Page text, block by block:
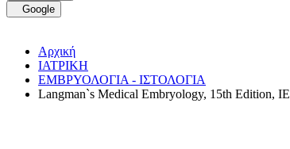
Google
Αρχική
ΙΑΤΡΙΚΗ
ΕΜΒΡΥΟΛΟΓΙΑ - ΙΣΤΟΛΟΓΙΑ
Langman`s Medical Embryology, 15th Edition, IE